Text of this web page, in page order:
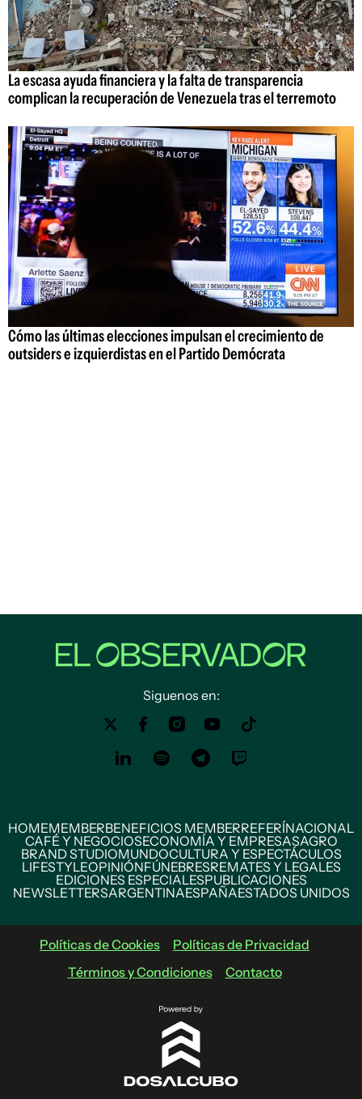
La escasa ayuda financiera y la falta de transparencia
complican la recuperación de Venezuela tras el terremoto
Cómo las últimas elecciones impulsan el crecimiento de
outsiders e izquierdistas en el Partido Demócrata
Siguenos en:
HOMEMEMBERBENEFICIOS MEMBERREFERÍNACIONAL
CAFÉ Y NEGOCIOSECONOMÍA Y EMPRESASAGRO
BRAND STUDIOMUNDOCULTURA Y ESPECTÁCULOS
LIFESTYLEOPINIÓNFÚNEBRESREMATES Y LEGALES
EDICIONES ESPECIALESPUBLICACIONES
NEWSLETTERSARGENTINAESPAÑAESTADOS UNIDOS
Políticas de Cookies
Políticas de Privacidad
Términos y Condiciones
Contacto